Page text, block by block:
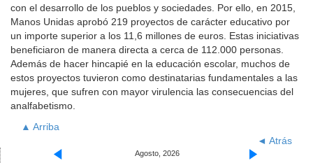
con el desarrollo de los pueblos y sociedades. Por ello, en 2015,
Manos Unidas aprobó 219 proyectos de carácter educativo por
un importe superior a los 11,6 millones de euros. Estas iniciativas
beneficiaron de manera directa a cerca de 112.000 personas.
Además de hacer hincapié en la educación escolar, muchos de
estos proyectos tuvieron como destinatarias fundamentales a las
mujeres, que sufren con mayor virulencia las consecuencias del
analfabetismo.
▲ Arriba
◄ Atrás
Agosto, 2026